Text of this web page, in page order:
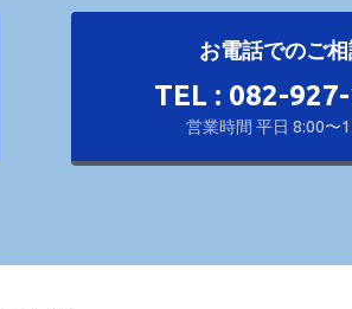
お電話でのご
TEL : 082-
営業時間 平日 8:00〜